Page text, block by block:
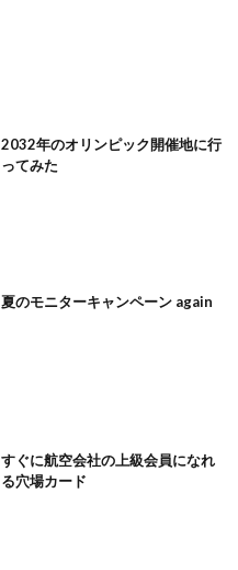
2032年のオリンピック開催地に行
ってみた
夏のモニターキャンペーン again
すぐに航空会社の上級会員になれ
る穴場カード